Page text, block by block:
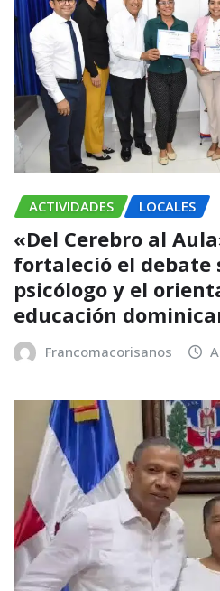
ACTIVIDADES LOCALES
«Del Cerebro al
fortaleció el debate
psicólogo y el
educación
Francomacorisanos